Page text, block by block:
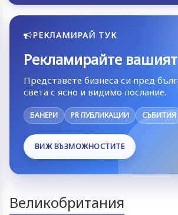
РЕКЛАМИРАЙ ТУК
Рекламирайте
Представете бизнеса си пред
света с ясно и видимо послание.
БАНЕРИ PR ПУБЛИКАЦИИ СЪБИТИЯ
ВИЖ ВЪЗМОЖНОСТИТЕ
Великобритания